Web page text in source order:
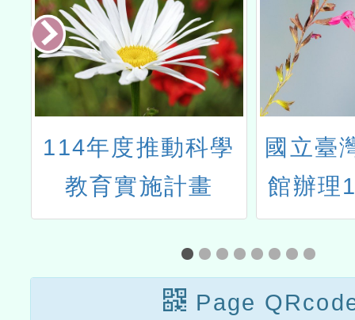
114年度推動科學
教育實施計畫
國立臺
館辦理
起來尋
推動國
理美感
Page